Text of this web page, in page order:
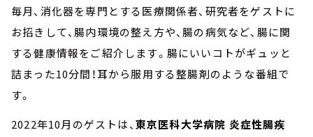
毎月、消化器を専門とする医療関係者、研究者をゲストに
お招きして、腸内環境の整え方や、腸の病気など、腸に関
する健康情報をご紹介します。腸にいいコトがギュッと
詰まった10分間！耳から服用する整腸剤のような番組で
す。
2022年10月のゲストは、東京医科大学病院 炎症性腸疾